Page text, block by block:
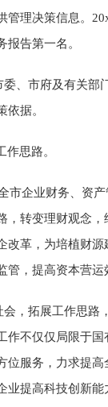
管理决策信息。
报告第一名。
、市府及有关部
依据。
作思路。
市企业财务、资
，转变理财观念，
改革，为培植财源
管，提高资本营运
，拓展工作思路
作不仅仅局限于国
位服务，力求提高
业提高科技创新